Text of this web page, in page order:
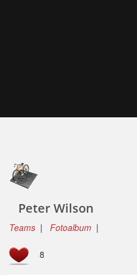
Peter Wilson
Teams | Fotoalbum |
8